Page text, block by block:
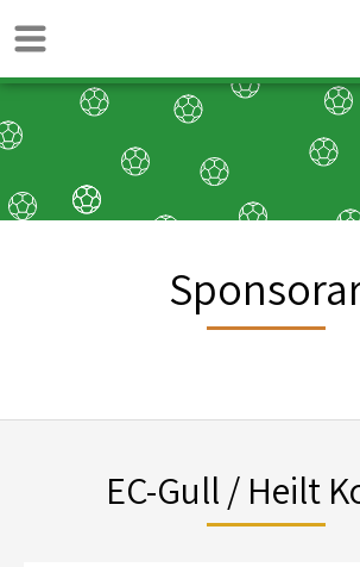
EC-Gull / Heilt